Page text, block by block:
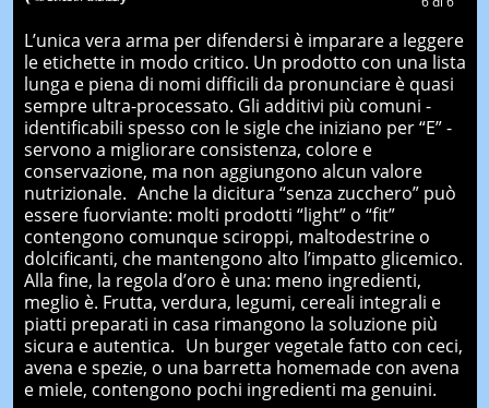
L’unica vera arma per difendersi è imparare a leggere
le etichette in modo critico. Un prodotto con una lista
lunga e piena di nomi difficili da pronunciare è quasi
sempre ultra-processato. Gli additivi più comuni -
identificabili spesso con le sigle che iniziano per “E” -
servono a migliorare consistenza, colore e
conservazione, ma non aggiungono alcun valore
nutrizionale. Anche la dicitura “senza zucchero” può
essere fuorviante: molti prodotti “light” o “fit”
contengono comunque sciroppi, maltodestrine o
dolcificanti, che mantengono alto l’impatto glicemico.
Alla fine, la regola d’oro è una: meno ingredienti,
meglio è. Frutta, verdura, legumi, cereali integrali e
piatti preparati in casa rimangono la soluzione più
sicura e autentica. Un burger vegetale fatto con ceci,
avena e spezie, o una barretta homemade con avena
e miele, contengono pochi ingredienti ma genuini.